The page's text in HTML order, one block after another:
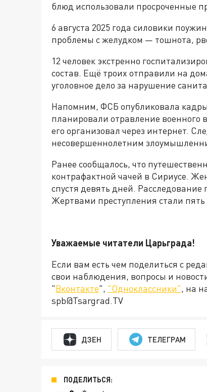
блюд использовали просроченные
6 августа 2025 года силовики
проблемы с желудком — тошнота,
12 человек экстренно
состав. Ещё троих отправили на
уголовное дело за нарушение
Напомним, ФСБ опубликовала
планировали отравление военного
его организовал через интернет.
несовершеннолетним
Ранее сообщалось, что
контрафактной чачей в Сириусе.
спустя девять дней.
Жертвами преступления стали пять
Уважаемые читатели Царьграда!
Если вам есть чем поделиться с
свои наблюдения, вопросы и
"Вконтакте", "Одноклассники", на
spb@Tsargrad.TV
ДЗЕН ТЕЛЕГРАМ
ПОДЕЛИТЬСЯ: